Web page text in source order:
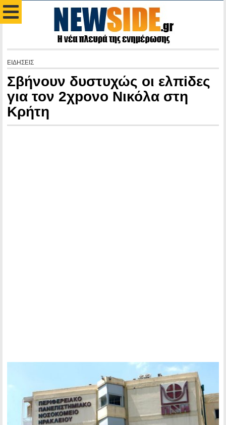
ΕΙΔΗΣΕΙΣ
Σβήνουν δυστυχώς οι ελπiδες
για τον 2χpονο Νικόλα στη
Κρήτη